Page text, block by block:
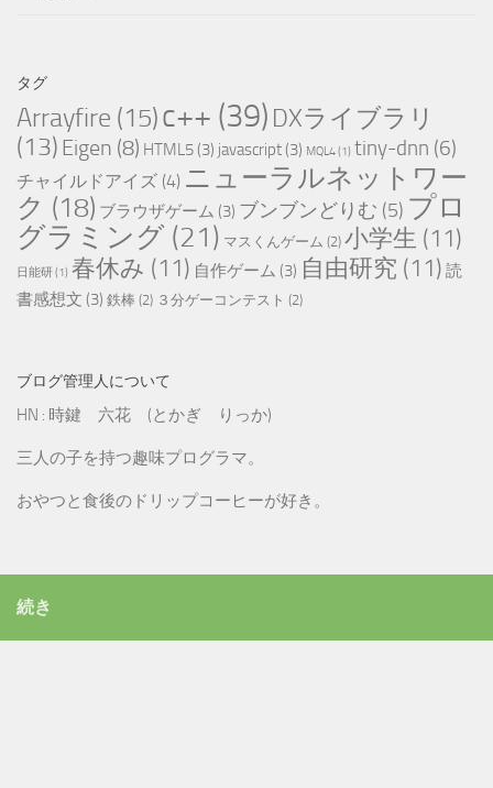
タグ
Arrayfire (15)c++ (39) DXライブラリ
(13) Eigen (8) HTML5 (3) javascript (3) MQL4(1) tiny-dnn (6)
チャイルドアイズ (4) ニューラルネットワー
ク (18) ブラウザゲーム (3) ブンブンどりむ (5) プロ
グラミング (21) マスくんゲーム (2) 小学生 (11)
日能研(1) 春休み (11) 自作ゲーム (3) 自由研究 (11) 読
書感想文 (3) 鉄棒 (2) ３分ゲーコンテスト (2)
ブログ管理人について
HN : 時鍵 六花 (とかぎ りっか)
三人の子を持つ趣味プログラマ。
おやつと食後のドリップコーヒーが好き。
続き